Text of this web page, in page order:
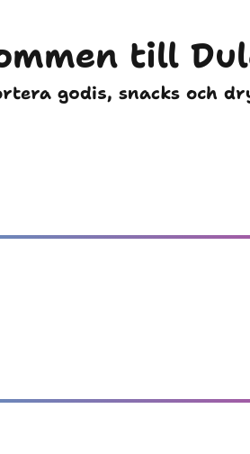
till
godis, snacks och